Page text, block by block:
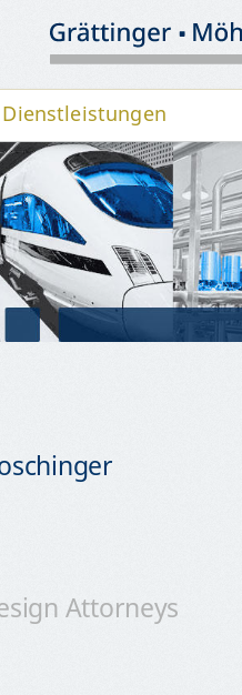
Attorneys
Dienstleistungen